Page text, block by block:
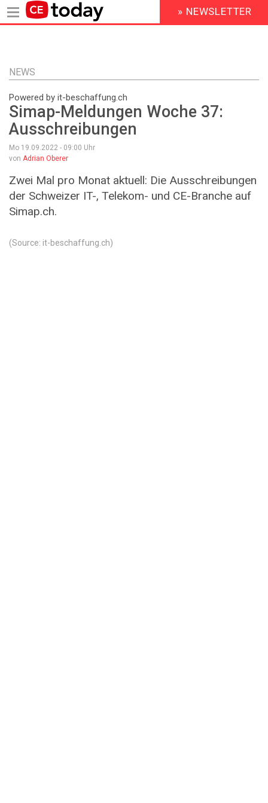
Inhalt
HEADER
MENU
» NEWSLETTER
NEWS
Powered by it-beschaffung.ch
Simap-Meldungen Woche 37:
Ausschreibungen
Mo 19.09.2022 - 09:00 Uhr
von Adrian Oberer
Zwei Mal pro Monat aktuell: Die Ausschreibungen
der Schweizer IT-, Telekom- und CE-Branche auf
Simap.ch.
(Source: it-beschaffung.ch)